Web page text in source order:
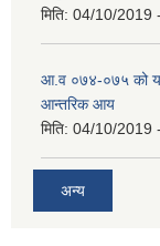
मिति: 04/10/2019
आ.व ०७४-०७५ को
आन्तरिक आय
मिति: 04/10/2019
अन्य